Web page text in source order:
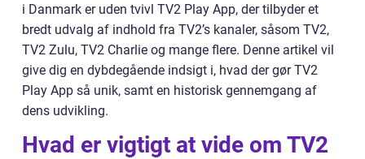
i Danmark er uden tvivl TV2 Play App, der tilbyder et
bredt udvalg af indhold fra TV2’s kanaler, såsom TV2,
TV2 Zulu, TV2 Charlie og mange flere. Denne artikel vil
give dig en dybdegående indsigt i, hvad der gør TV2
Play App så unik, samt en historisk gennemgang af
dens udvikling.
Hvad er vigtigt at vide om TV2